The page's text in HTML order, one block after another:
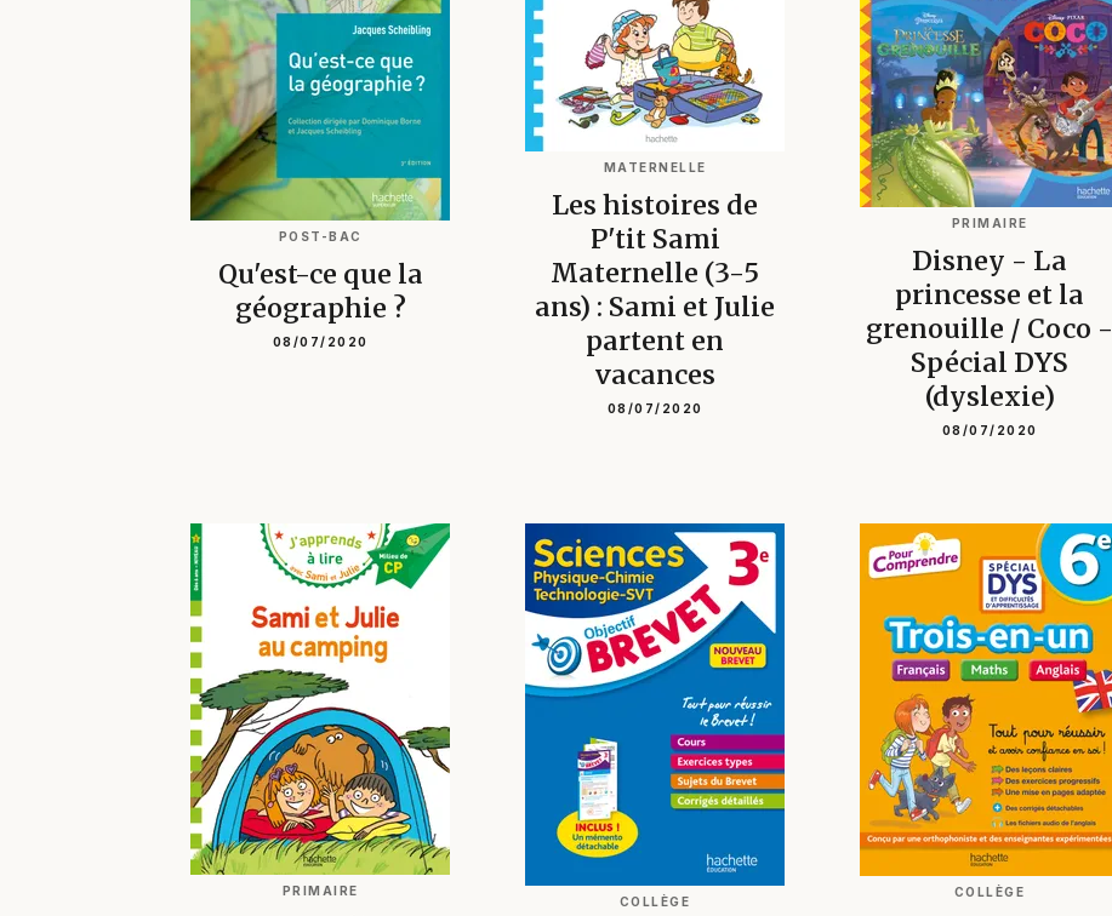
POST-BAC
Qu'est-ce que la
géographie ?
08/07/2020
MATERNELLE
Les histoires de
P'tit Sami
Maternelle (3-5
ans) : Sami et Julie
partent en
vacances
08/07/2020
PRIMAIRE
Disney - La
princesse et la
grenouille / Coco -
Spécial DYS
(dyslexie)
08/07/2020
PRIMAIRE
COLLÈGE
COLLÈGE